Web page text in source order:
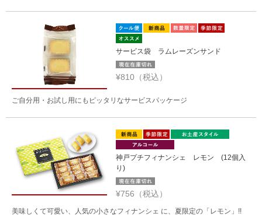
サービス袋 ラムレーズンサンド
¥810（税込）
ご自分用・お試し用にもピッタリなサービスパッケージ
神戸プチフィナンシェ レモン (12個入
り)
¥756（税込）
美味しくて可愛い、人気の小さなフィナンシェ に、夏限定の「レモン」!!